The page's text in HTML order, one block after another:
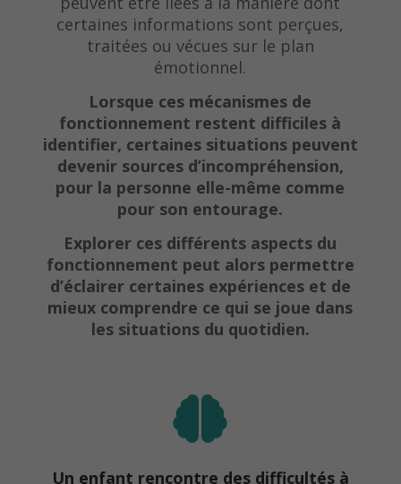
certaines informations sont perçues,
traitées ou vécues sur le plan
émotionnel.
Lorsque ces mécanismes de
fonctionnement restent difficiles à
identifier, certaines situations peuvent
devenir sources d’incompréhension,
pour la personne elle-même comme
pour son entourage.
Explorer ces différents aspects du
fonctionnement peut alors permettre
d’éclairer certaines expériences et de
mieux comprendre ce qui se joue dans
les situations du quotidien.

Un enfant rencontre des difficultés à